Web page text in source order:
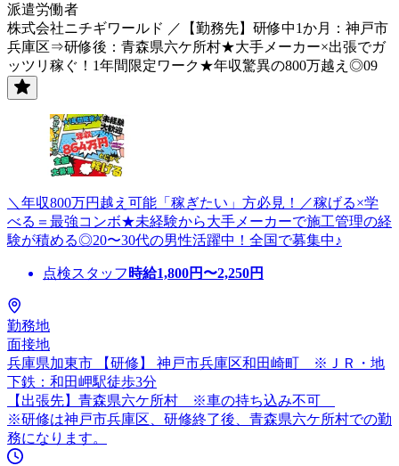
派遣労働者
株式会社ニチギワールド ／【勤務先】研修中1か月：神戸市
兵庫区⇒研修後：青森県六ケ所村★大手メーカー×出張でガ
ッツリ稼ぐ！1年間限定ワーク★年収驚異の800万越え◎09
＼年収800万円越え可能「稼ぎたい」方必見！／稼げる×学
べる＝最強コンボ★未経験から大手メーカーで施工管理の経
験が積める◎20〜30代の男性活躍中！全国で募集中♪
点検スタッフ 時給1,800円〜2,250円
勤務地
面接地
兵庫県加東市 【研修】 神戸市兵庫区和田崎町 ※ＪＲ・地
下鉄：和田岬駅徒歩3分
【出張先】青森県六ケ所村 ※車の持ち込み不可
※研修は神戸市兵庫区、研修終了後、青森県六ケ所村での勤
務になります。